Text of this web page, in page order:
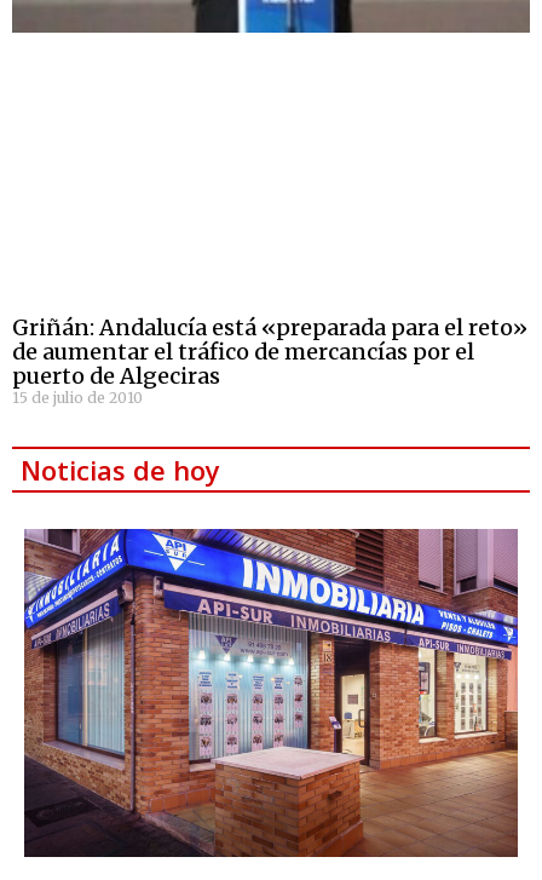
Griñán: Andalucía está «preparada para el reto»
de aumentar el tráfico de mercancías por el
puerto de Algeciras
15 de julio de 2010
Noticias de hoy